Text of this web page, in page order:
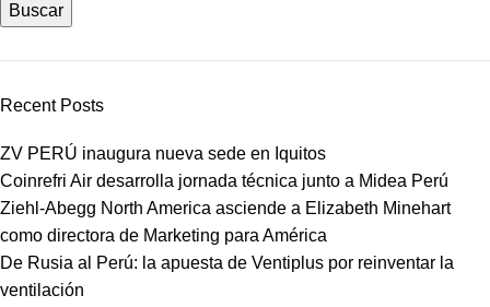
Buscar
Recent Posts
ZV PERÚ inaugura nueva sede en Iquitos
Coinrefri Air desarrolla jornada técnica junto a Midea Perú
Ziehl-Abegg North America asciende a Elizabeth Minehart
como directora de Marketing para América
De Rusia al Perú: la apuesta de Ventiplus por reinventar la
ventilación